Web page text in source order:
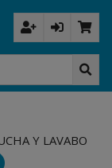
Y LAVABO